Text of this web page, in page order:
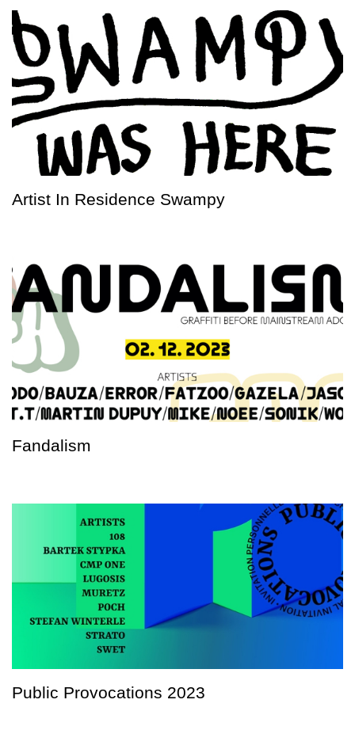
Artist In Residence Swampy
Fandalism
Public Provocations 2023